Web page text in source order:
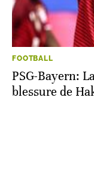
FOOTBALL
PSG-Bayern:
blessure de